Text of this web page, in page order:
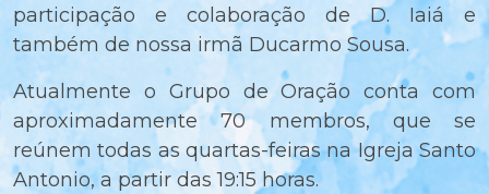
participação e colaboração de D. Iaiá e
também de nossa irmã Ducarmo Sousa.
Atualmente o Grupo de Oração conta com
aproximadamente 70 membros, que se
reúnem todas as quartas-feiras na Igreja Santo
Antonio, a partir das 19:15 horas.